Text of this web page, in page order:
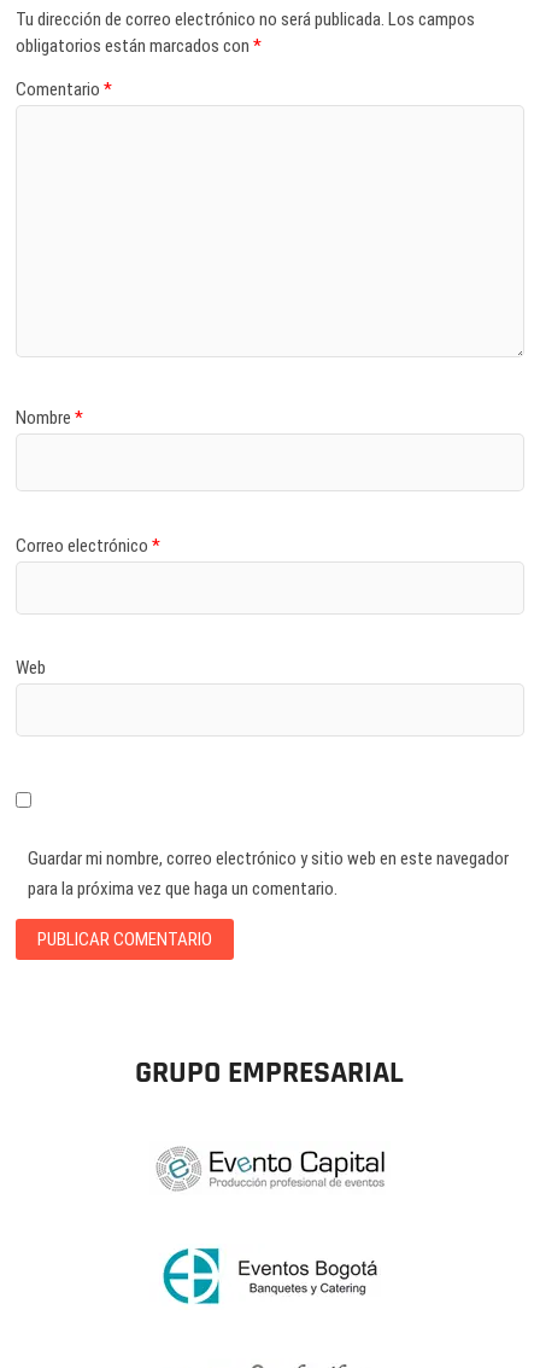
Tu dirección de correo electrónico no será publicada. Los campos
obligatorios están marcados con*
Comentario*
Nombre*
Correo electrónico*
Web
Guardar mi nombre, correo electrónico y sitio web en este navegador
para la próxima vez que haga un comentario.
GRUPO EMPRESARIAL